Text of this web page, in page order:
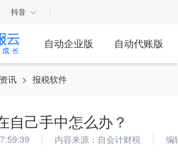
抖音
自动企业版 自动代账版
讯 > 报税软件
自己手中怎么办？
内容来源：自会计财税 编